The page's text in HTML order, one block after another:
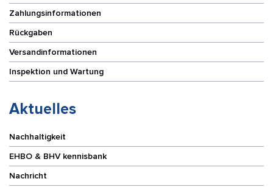
Zahlungsinformationen
Rückgaben
Versandinformationen
Inspektion und Wartung
Aktuelles
Nachhaltigkeit
EHBO & BHV kennisbank
Nachricht